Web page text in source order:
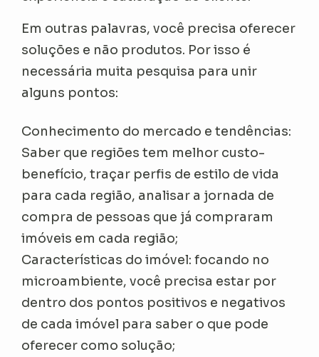
Em outras palavras, você precisa oferecer
soluções e não produtos. Por isso é
necessária muita pesquisa para unir
alguns pontos:
Conhecimento do mercado e tendências:
Saber que regiões tem melhor custo-
benefício, traçar perfis de estilo de vida
para cada região, analisar a jornada de
compra de pessoas que já compraram
imóveis em cada região;
Características do imóvel: focando no
microambiente, você precisa estar por
dentro dos pontos positivos e negativos
de cada imóvel para saber o que pode
oferecer como solução;